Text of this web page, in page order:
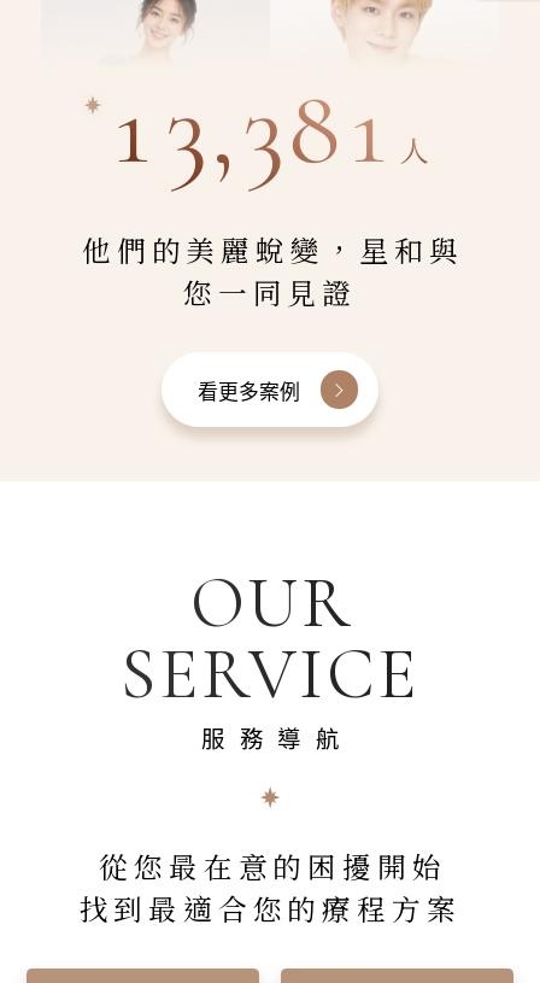
13,381 人
他們的美麗蛻變，星和與
您一同見證
看更多案例
OUR
SERVICE
服務導航
從您最在意的困擾開始
找到最適合您的療程方案